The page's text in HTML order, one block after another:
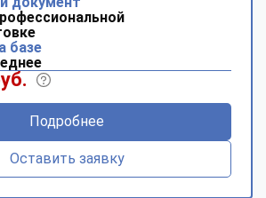
базе
Подробнее
Оставить заявку